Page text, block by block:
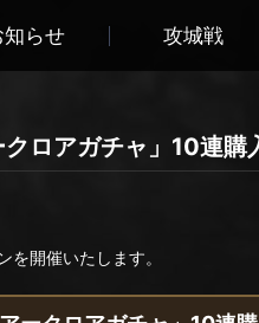
知らせ 攻城戦
クロアガチャ」10連
を開催いたします。